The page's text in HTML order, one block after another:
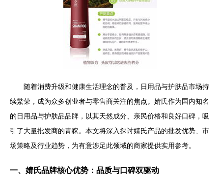
随着消费升级和健康生活理念的普及，日用品与护肤品市场持
续繁荣，成为众多创业者与零售商关注的焦点。婧氏作为国内知名
的日用品与护肤品品牌，以其天然成分、亲民价格和良好口碑，吸
引了大量批发商的青睐。本文将深入探讨婧氏产品的批发优势、市
场策略及行业趋势，为有意涉足此领域的商家提供实用参考。
一、婧氏品牌核心优势：品质与口碑双驱动